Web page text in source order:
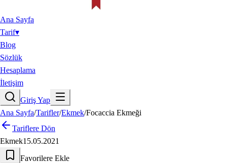
Ana Sayfa
Tarif▾
Blog
Sözlük
Hesaplama
İletişim
Giriş Yap
Ana Sayfa/Tarifler/Ekmek/Focaccia Ekmeği
Tariflere Dön
Ekmek15.05.2021
Favorilere Ekle